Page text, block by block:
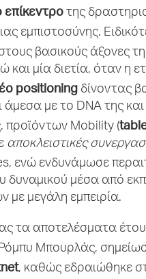
της
εμπιστοσύνης.
βασικούς άξονες
και μία διετία, όταν η
positioningδίνοντας
άμεσα με το DNA της
προϊόντων Mobility (
αποκλειστικές
ενώ ενδυνάμωσε
δυναμικού μέσα από
με μεγάλη εμπειρία.
τα αποτελέσματα
Μπουρλάς,
, καθώς εδραιώθηκε